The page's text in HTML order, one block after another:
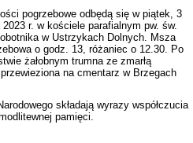
pogrzebowe odbędą się w piątek, 3
2023 r. w kościele parafialnym pw. św.
w Ustrzykach Dolnych. Msza
o godz. 13, różaniec o 12.30. Po
żałobnym trumna ze zmarłą
na cmentarz w Brzegach
składają wyrazy współczucia
pamięci.